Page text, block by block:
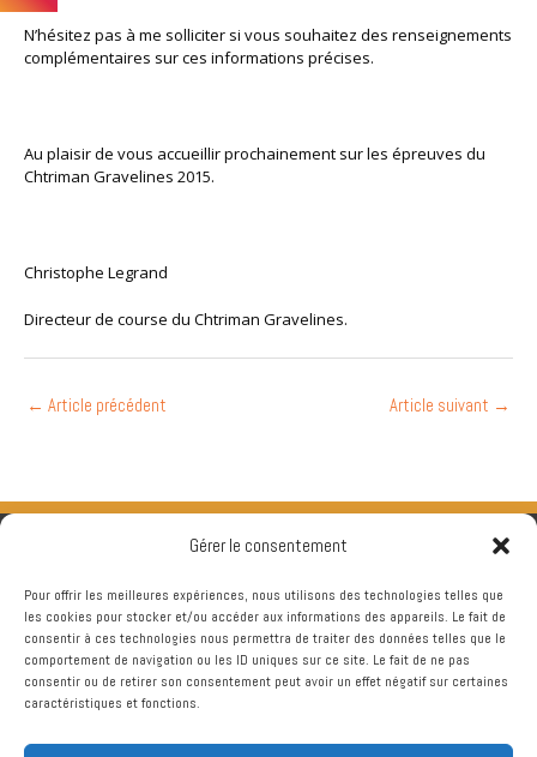
Gérer le consentement
Pour offrir les meilleures expériences, nous utilisons des technologies telles que
les cookies pour stocker et/ou accéder aux informations des appareils. Le fait de
consentir à ces technologies nous permettra de traiter des données telles que le
comportement de navigation ou les ID uniques sur ce site. Le fait de ne pas
consentir ou de retirer son consentement peut avoir un effet négatif sur certaines
caractéristiques et fonctions.
N’hésitez pas à me solliciter si vous souhaitez des renseignements
complémentaires sur ces informations précises.
Au plaisir de vous accueillir prochainement sur les épreuves du
Chtriman Gravelines 2015.
Christophe Legrand
Directeur de course du Chtriman Gravelines.
← Article précédent Article suivant →